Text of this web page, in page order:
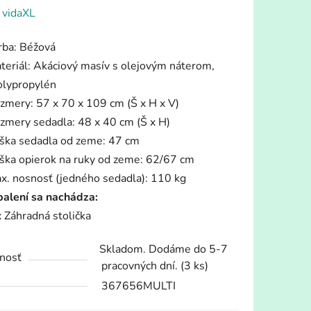
vidaXL
Béžová
Akáciový masív s olejovým náterom,
57 x 70 x 109 cm (Š x H x V)
sedadla: 48 x 40 cm (Š x H)
sedadla od zeme: 47 cm
opierok na ruky od zeme: 62/67 cm
nosnosť (jedného sedadla): 110 kg
sa nachádza:
Záhradná stolička
Skladom. Dodáme do 5-7
pracovných dní. (3 ks)
367656MULTI